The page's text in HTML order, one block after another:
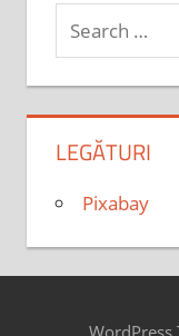
LEGĂTURI
Pixabay